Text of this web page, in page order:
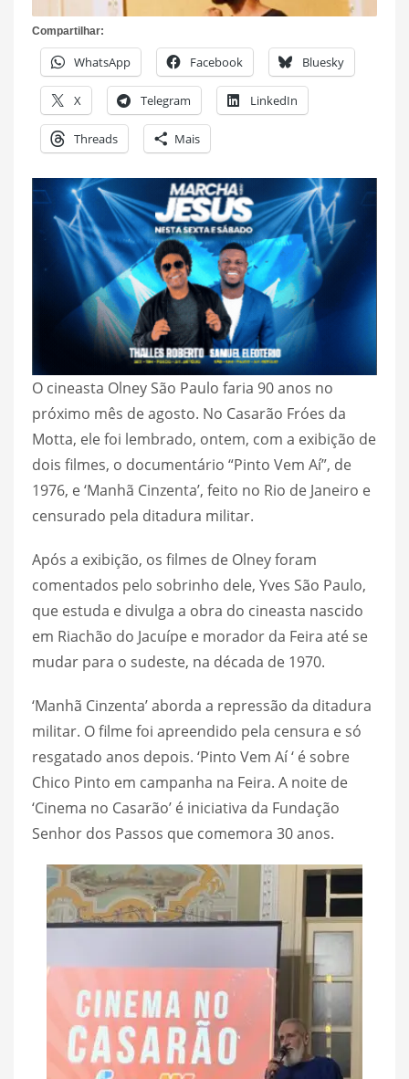
Compartilhar:
WhatsApp Facebook Bluesky
X Telegram LinkedIn
Threads Mais
O cineasta Olney São Paulo faria 90 anos no
próximo mês de agosto. No Casarão Fróes da
Motta, ele foi lembrado, ontem, com a exibição de
dois filmes, o documentário “Pinto Vem Aí”, de
1976, e ‘Manhã Cinzenta’, feito no Rio de Janeiro e
censurado pela ditadura militar.
Após a exibição, os filmes de Olney foram
comentados pelo sobrinho dele, Yves São Paulo,
que estuda e divulga a obra do cineasta nascido
em Riachão do Jacuípe e morador da Feira até se
mudar para o sudeste, na década de 1970.
‘Manhã Cinzenta’ aborda a repressão da ditadura
militar. O filme foi apreendido pela censura e só
resgatado anos depois. ‘Pinto Vem Aí ‘ é sobre
Chico Pinto em campanha na Feira. A noite de
‘Cinema no Casarão’ é iniciativa da Fundação
Senhor dos Passos que comemora 30 anos.